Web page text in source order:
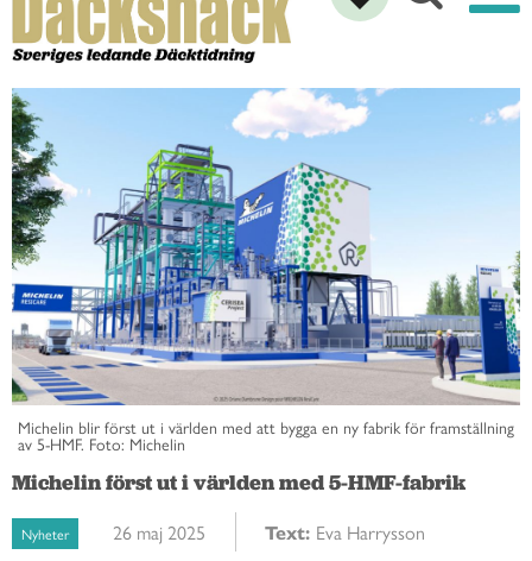
Michelin blir först ut i världen med att bygga en ny fabrik för framställning
av 5-HMF. Foto: Michelin
Michelin först ut i världen med 5-HMF-fabrik
Nyheter 26 maj 2025 Text: Eva Harrysson